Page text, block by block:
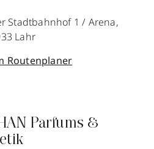
Stadtbahnhof 1 / Arena,
Lahr
Routenplaner
Parfums &